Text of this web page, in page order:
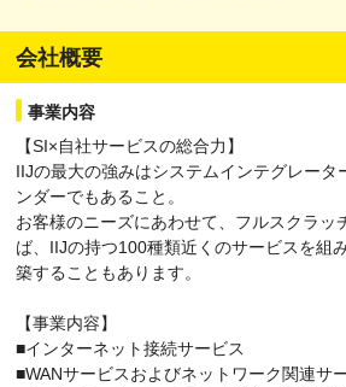
会社概要
事業内容
【SI×自社サービスの総合力】
IIJの最大の強みはシステムインテグレータ
ンダーでもあること。
お客様のニーズにあわせて、フルスクラッ
ば、IIJの持つ100種類近くのサービスを組
築することもあります。
【事業内容】
■インターネット接続サービス
■WANサービスおよびネットワーク関連サ